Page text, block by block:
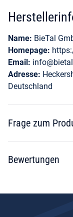
Name: BieTal
Homepage:
Email:
Adresse:
Deutschland
Frage zum
Bewertungen